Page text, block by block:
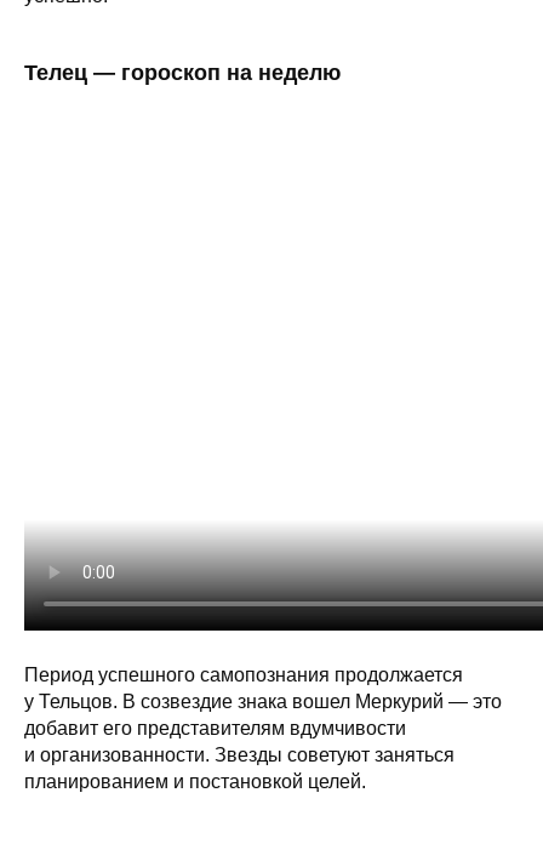
Телец — гороскоп на неделю
Период успешного самопознания продолжается
у Тельцов. В созвездие знака вошел Меркурий — это
добавит его представителям вдумчивости
и организованности. Звезды советуют заняться
планированием и постановкой целей.